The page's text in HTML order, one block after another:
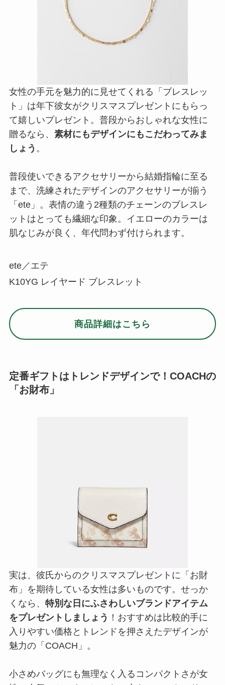
女性の手元を魅力的に見せてくれる「ブレスレッ
ト」は年下彼女がクリスマスプレゼントにもらっ
て嬉しいプレゼント。普段からおしゃれな女性に
贈るなら、 素材にもデザインにもこだわってみま
しょう 。
普段使いできるアクセサリーから結婚指輪に至る
まで、洗練されたデザインのアクセサリーが揃う
「ete」。表情の違う2種類のチェーンのブレスレ
ットはとっても繊細な印象。イエローのカラーは
肌なじみが良く、年代問わず付けられます。
ete／エテ
K10YG レイヤード ブレスレット
商品詳細はこちら
定番ギフトはトレンドデザインで！COACHの
「お財布」
実は、彼氏からのクリスマスプレゼントに「お財
布」を期待している女性は多いものです。せっか
くなら、 特別な日にふさわしいブランドアイテム
をプレゼントしましょう ！おすすめは比較的手に
入りやすい価格とトレンドを押さえたデザインが
魅力の「COACH」。
小さめバッグにも無理なく入るコンパクトさが女